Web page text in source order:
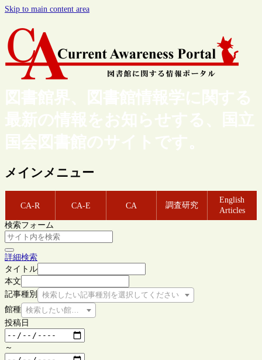
Skip to main content area
図書館界、図書館情報学に関する
最新の情報をお知らせする、国立
国会図書館のサイトです。
メインメニュー
CA-R CA-E CA 調査研究
English
Articles
検索フォーム
詳細検索
タイトル
本文
記事種別
検索したい記事種別を選択してください
館種 検索したい館種を選択してください
投稿日
～